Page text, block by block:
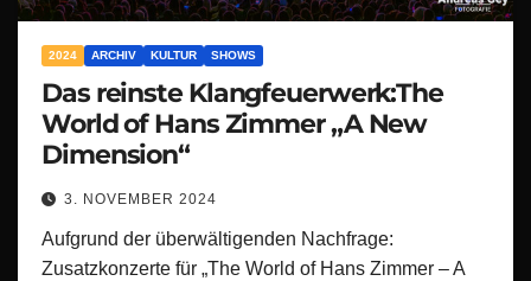
2024 ARCHIV KULTUR SHOWS
Das reinste Klangfeuerwerk:The
World of Hans Zimmer „A New
Dimension“
3. NOVEMBER 2024
Aufgrund der überwältigenden Nachfrage:
Zusatzkonzerte für „The World of Hans Zimmer – A